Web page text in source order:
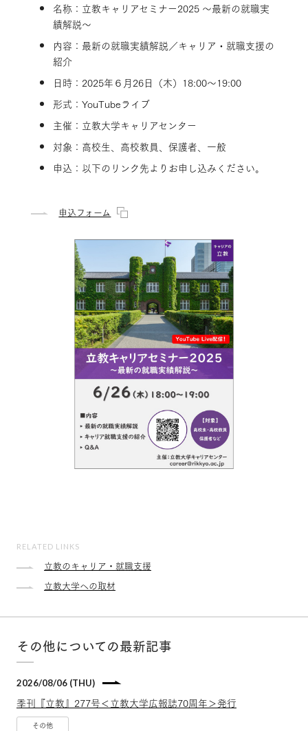
名称：立教キャリアセミナー2025 ～最新の就職実
績解説～
内容：最新の就職実績解説／キャリア・就職支援の
紹介
日時：2025年６月26日（木）18:00～19:00
形式：YouTubeライブ
主催：立教大学キャリアセンター
対象：高校生、高校教員、保護者、一般
申込：以下のリンク先よりお申し込みください。
申込フォーム
RELATED LINKS
立教のキャリア・就職支援
立教大学への取材
その他についての最新記事
2026/08/06 (THU)
季刊『立教』277号＜立教大学広報誌70周年＞発行
その他